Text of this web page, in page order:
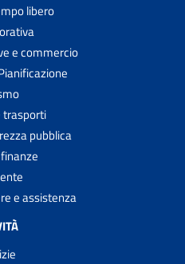
libero
e commercio
trasporti
pubblica
e assistenza